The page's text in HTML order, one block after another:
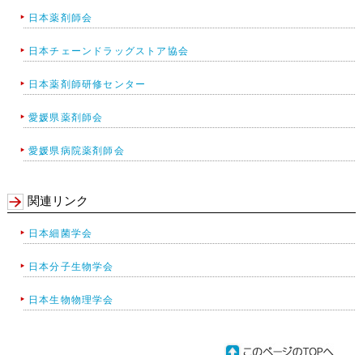
日本薬剤師会
日本チェーンドラッグストア協会
日本薬剤師研修センター
愛媛県薬剤師会
愛媛県病院薬剤師会
関連リンク
日本細菌学会
日本分子生物学会
日本生物物理学会